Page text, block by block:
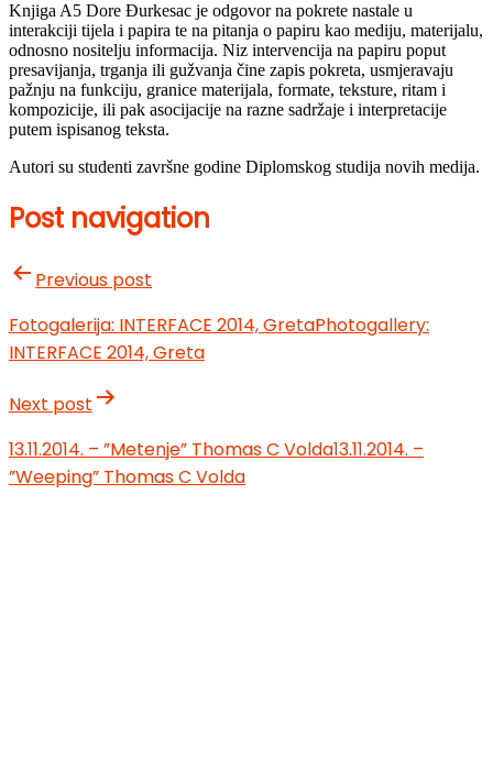
Knjiga A5 Dore Đurkesac je odgovor na pokrete nastale u
interakciji tijela i papira te na pitanja o papiru kao mediju, materijalu,
odnosno nositelju informacija. Niz intervencija na papiru poput
presavijanja, trganja ili gužvanja čine zapis pokreta, usmjeravaju
pažnju na funkciju, granice materijala, formate, teksture, ritam i
kompozicije, ili pak asocijacije na razne sadržaje i interpretacije
putem ispisanog teksta.
Autori su studenti završne godine Diplomskog studija novih medija.
Post navigation
Previous post
Fotogalerija: INTERFACE 2014, GretaPhotogallery:
INTERFACE 2014, Greta
Next post
13.11.2014. – ”Metenje” Thomas C Volda13.11.2014. –
”Weeping” Thomas C Volda